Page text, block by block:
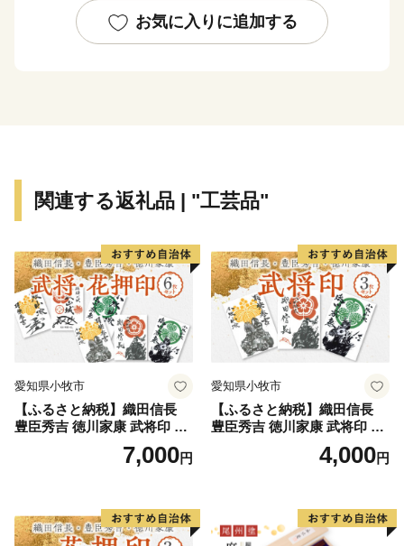
の生活未来都市」の実現への力強い支援となります。
賜りました善意は、必ず、白岡市の将来のために活か
お気に入りに追加する
関連する返礼品 | "工芸品"
愛知県小牧市
【ふるさと納税】織田信長
豊臣秀吉 徳川家康 武将印 花
押印 6枚 セット イラスト 戦
国 武将 小牧山城 墨絵 龍画師
グッズ 愛知県 小牧市 お取り
寄せ 送料無料
7,000円
愛知県小牧市
【ふるさと納税】織田信長
豊臣秀吉 徳川家康 武将印 3
枚 セット イラスト 戦国 武将
小牧山城 墨絵 龍画師 書道ア
愛知県 小牧市 お取り寄せ 送
料無料
4,000円